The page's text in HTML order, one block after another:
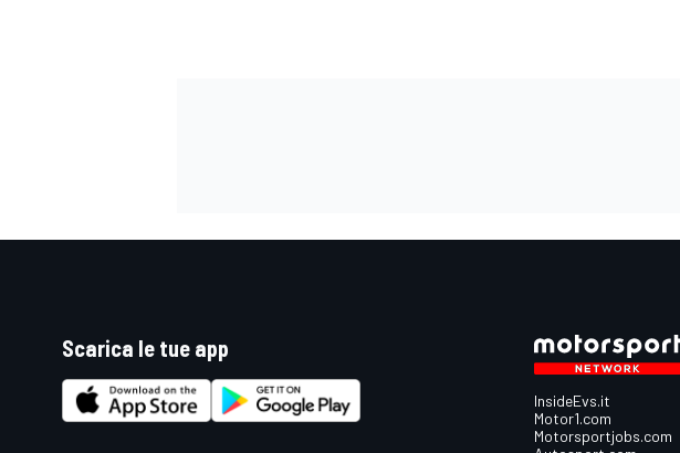
Scarica le tue app
InsideEvs.it
Motor1.com
Motorsportjobs.com